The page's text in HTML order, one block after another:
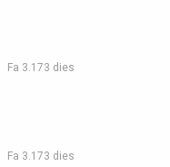
Fa 3.173 dies
Fa 3.173 dies